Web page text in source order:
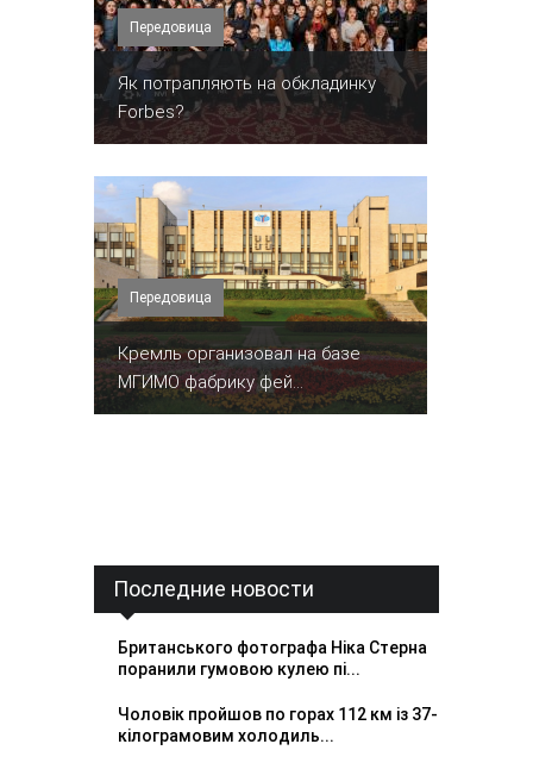
Передовица
​Як потрапляють на обкладинку
Forbes?
Передовица
Кремль организовал на базе
МГИМО фабрику фей...
Последние новости
Британського фотографа Ніка Стерна
поранили гумовою кулею пі...
Чоловік пройшов по горах 112 км із 37-
кілограмовим холодиль...